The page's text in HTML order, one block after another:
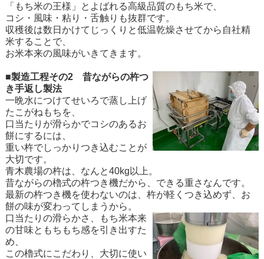
「もち米の王様」とよばれる高級品質のもち米で、
コシ・風味・粘り・舌触りも抜群です。
収穫後は数日かけてじっくりと低温乾燥させてから自社精
米することで、
お米本来の風味がいきてきます。
■製造工程その2 昔ながらの杵つ
き手返し製法
一晩水につけてせいろで蒸し上げ
たこがねもちを、
口当たりが滑らかでコシのあるお
餅にするには、
重い杵でしっかりつき込むことが
大切です。
青木農場の杵は、なんと40kg以上。
昔ながらの櫓式の杵つき機だから、できる重さなんです。
最新の杵つき機を使わないのは、杵が軽くつき込めず、お
餅の味が変わってしまうから。
口当たりの滑らかさ、もち米本来
の甘味ともちもち感を引き出すた
め、
この櫓式にこだわり、大切に使い